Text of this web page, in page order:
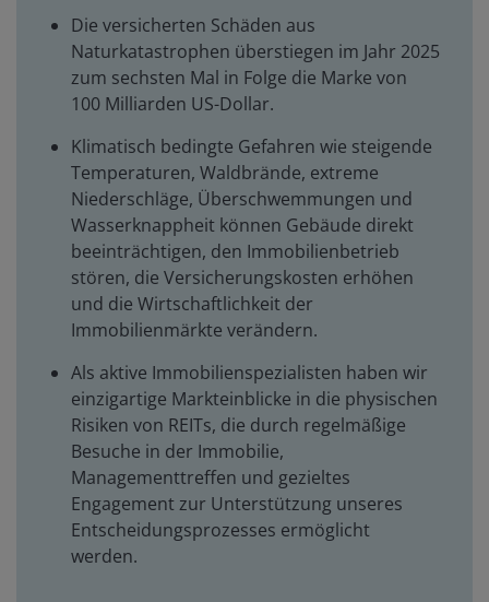
Die versicherten Schäden aus
Naturkatastrophen überstiegen im Jahr 2025
zum sechsten Mal in Folge die Marke von
100 Milliarden US-Dollar.
Klimatisch bedingte Gefahren wie steigende
Temperaturen, Waldbrände, extreme
Niederschläge, Überschwemmungen und
Wasserknappheit können Gebäude direkt
beeinträchtigen, den Immobilienbetrieb
stören, die Versicherungskosten erhöhen
und die Wirtschaftlichkeit der
Immobilienmärkte verändern.
Als aktive Immobilienspezialisten haben wir
einzigartige Markteinblicke in die physischen
Risiken von REITs, die durch regelmäßige
Besuche in der Immobilie,
Managementtreffen und gezieltes
Engagement zur Unterstützung unseres
Entscheidungsprozesses ermöglicht
werden.